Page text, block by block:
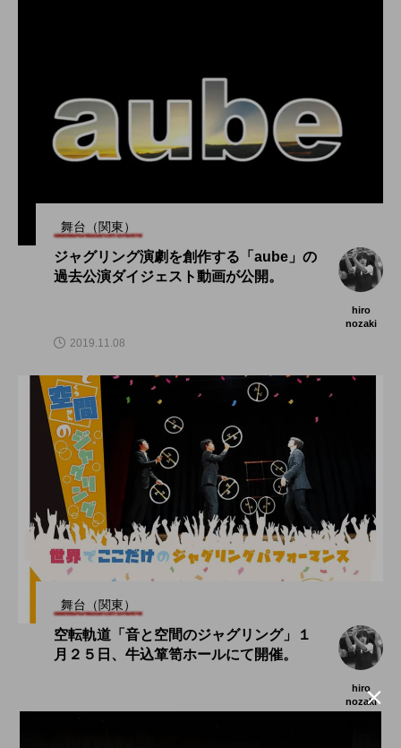
舞台（関東）
ジャグリング演劇を創作する「aube」の
過去公演ダイジェスト動画が公開。
hiro
nozaki
2019.11.08
舞台（関東）
空転軌道「音と空間のジャグリング」１
月２５日、牛込箪笥ホールにて開催。
hiro
nozaki
